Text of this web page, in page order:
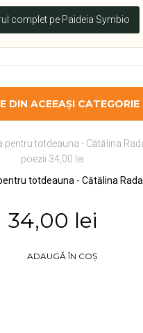
complet pe Paideia Symbio
DIN ACEEAȘI CATEGORIE
totdeauna - Cătălina Rada
34,00 lei
ADAUGĂ ÎN COȘ